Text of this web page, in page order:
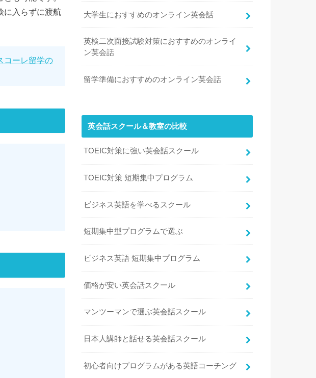
に入らずに渡航
コーレ留学の
大学生におすすめのオンライン英会話
英検二次面接試験対策におすすめのオンライ
ン英会話
留学準備におすすめのオンライン英会話
英会話スクール＆教室の比較
TOEIC対策に強い英会話スクール
TOEIC対策 短期集中プログラム
ビジネス英語を学べるスクール
短期集中型プログラムで選ぶ
ビジネス英語 短期集中プログラム
価格が安い英会話スクール
マンツーマンで選ぶ英会話スクール
日本人講師と話せる英会話スクール
初心者向けプログラムがある英語コーチング